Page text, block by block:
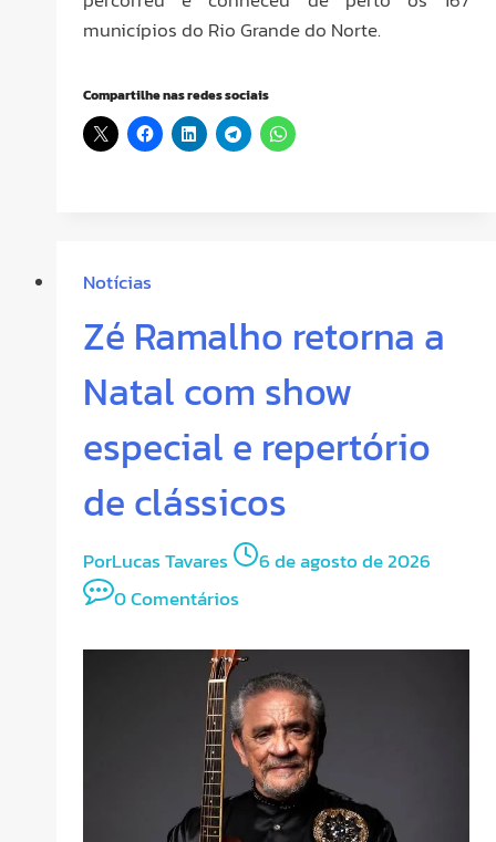
municípios do Rio Grande do Norte.
Compartilhe nas redes sociais
Notícias
Zé Ramalho retorna a
Natal com show
especial e repertório
de clássicos
PorLucas Tavares
6 de agosto de 2026
0 Comentários